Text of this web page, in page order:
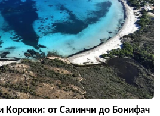
от Салинчи до Бонифач